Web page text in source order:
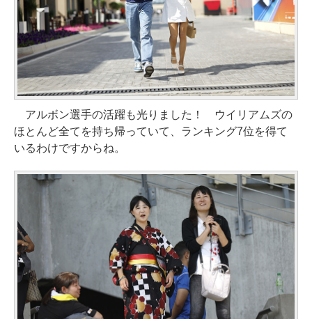
アルボン選手の活躍も光りました！ ウイリアムズの
ほとんど全てを持ち帰っていて、ランキング7位を得て
いるわけですからね。